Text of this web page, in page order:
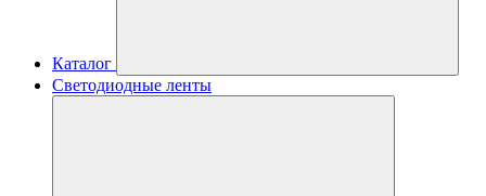
Каталог
Светодиодные ленты